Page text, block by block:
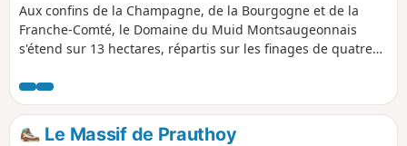
Aux confins de la Champagne, de la Bourgogne et de la
Franche-Comté, le Domaine du Muid Montsaugeonnais
s'étend sur 13 hectares, répartis sur les finages de quatre
et Vaux-sous-Aubigny. Abandonnée depuis l'apparition du
phylloxéra à la fin du XIXe siècle, la vigne est réapparue en
1988, grâce aux Chevaliers du Montsaugeonnais.
Le Massif de Prauthoy